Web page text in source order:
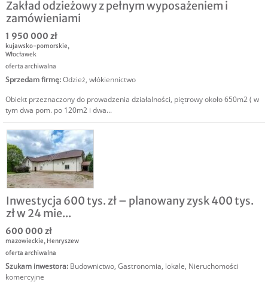
Zakład odzieżowy z pełnym wyposażeniem i
zamówieniami
1 950 000 zł
kujawsko-pomorskie,
Włocławek
oferta archiwalna
Sprzedam firmę:Odzież, włókiennictwo
Obiekt przeznaczony do prowadzenia działalności, piętrowy około 650m2 ( w
tym dwa pom. po 120m2 i dwa...
Inwestycja 600 tys. zł – planowany zysk 400 tys.
zł w 24 mie...
600 000 zł
mazowieckie, Henryszew
oferta archiwalna
Szukam inwestora: Budownictwo, Gastronomia, lokale, Nieruchomości
komercyjne